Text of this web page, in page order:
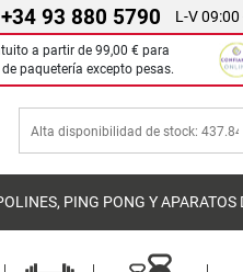
+34 93 880 5790 L-V
a partir de 99,00 € para
paquetería excepto pesas.
PING PONG Y APARATOS